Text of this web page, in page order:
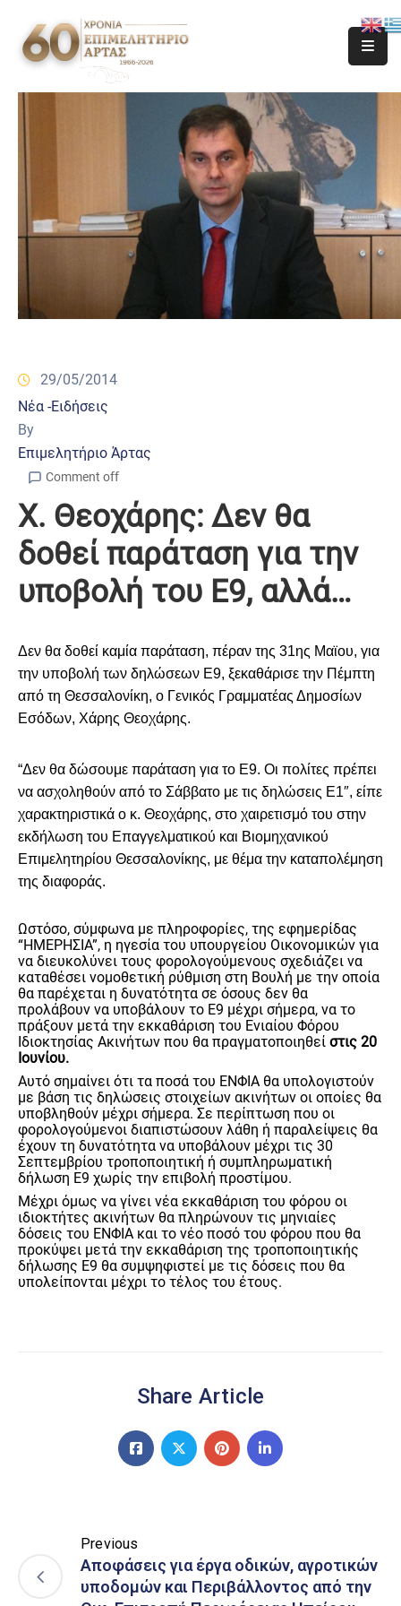
29/05/2014
Νέα -Ειδήσεις
By
Επιμελητήριο Άρτας
Comment off
Χ. Θεοχάρης: Δεν θα
δοθεί παράταση για την
υποβολή του Ε9, αλλά…
Δεν θα δοθεί καμία παράταση, πέραν της 31ης Μαϊου, για
την υποβολή των δηλώσεων Ε9, ξεκαθάρισε την Πέμπτη
από τη Θεσσαλονίκη, ο Γενικός Γραμματέας Δημοσίων
Εσόδων, Χάρης Θεοχάρης.
“Δεν θα δώσουμε παράταση για το Ε9. Οι πολίτες πρέπει
να ασχοληθούν από το Σάββατο με τις δηλώσεις Ε1″, είπε
χαρακτηριστικά ο κ. Θεοχάρης, στο χαιρετισμό του στην
εκδήλωση του Επαγγελματικού και Βιομηχανικού
Επιμελητηρίου Θεσσαλονίκης, με θέμα την καταπολέμηση
της διαφοράς.
Ωστόσο, σύμφωνα με πληροφορίες, της εφημερίδας
“ΗΜΕΡΗΣΙΑ”, η ηγεσία του υπουργείου Οικονομικών για
να διευκολύνει τους φορολογούμενους σχεδιάζει να
καταθέσει νομοθετική ρύθμιση στη Βουλή με την οποία
θα παρέχεται η δυνατότητα σε όσους δεν θα
προλάβουν να υποβάλουν το Ε9 μέχρι σήμερα, να το
πράξουν μετά την εκκαθάριση του Ενιαίου Φόρου
Ιδιοκτησίας Ακινήτων που θα πραγματοποιηθεί στις 20
Ιουνίου.
Αυτό σημαίνει ότι τα ποσά του ΕΝΦΙΑ θα υπολογιστούν
με βάση τις δηλώσεις στοιχείων ακινήτων οι οποίες θα
υποβληθούν μέχρι σήμερα. Σε περίπτωση που οι
φορολογούμενοι διαπιστώσουν λάθη ή παραλείψεις θα
έχουν τη δυνατότητα να υποβάλουν μέχρι τις 30
Σεπτεμβρίου τροποποιητική ή συμπληρωματική
δήλωση Ε9 χωρίς την επιβολή προστίμου.
Μέχρι όμως να γίνει νέα εκκαθάριση του φόρου οι
ιδιοκτήτες ακινήτων θα πληρώνουν τις μηνιαίες
δόσεις του ΕΝΦΙΑ και το νέο ποσό του φόρου που θα
προκύψει μετά την εκκαθάριση της τροποποιητικής
δήλωσης Ε9 θα συμψηφιστεί με τις δόσεις που θα
υπολείπονται μέχρι το τέλος του έτους.
Share Article
Previous
Αποφάσεις για έργα οδικών, αγροτικών
υποδομών και Περιβάλλοντος από την